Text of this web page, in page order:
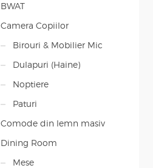
BWAT
Camera Copiilor
Birouri & Mobilier Mic
Dulapuri (Haine)
Noptiere
Paturi
Comode din lemn masiv
Dining Room
Mese